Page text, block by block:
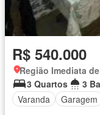
R$ 540.000
3 Quartos
3
Varanda
Garagem